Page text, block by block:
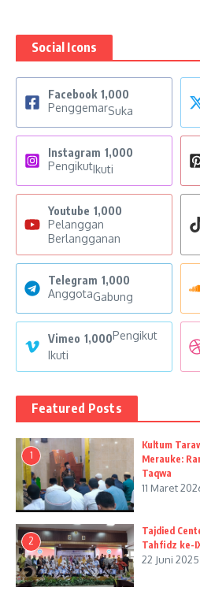
Social Icons
Facebook 1,000
PenggemarSuka
Instagram 1,000
PengikutIkuti
Youtube 1,000
Pelanggan
Berlangganan
Telegram 1,000
AnggotaGabung
Vimeo 1,000Pengikut
Ikuti
Featured Posts
1
Kultum
Merauke:
Taqwa
11 Maret
2
Tajdied
Tahfidz ke-
22 Juni 2025